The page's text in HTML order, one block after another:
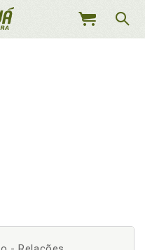
MEU